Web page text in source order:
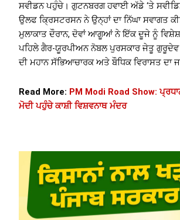
ਸਵੀਡਨ ਪਹੁੰਚੇ। ਗੁਟਨਬਰਗ ਹਵਾਈ ਅੱਡੇ ‘ਤੇ
ਉਲਫ ਕ੍ਰਿਸਟਰਸਨ ਨੇ ਉਨ੍ਹਾਂ ਦਾ ਨਿੱਘਾ ਸਵਾਗਤ
ਮੁਲਾਕਾਤ ਦੌਰਾਨ, ਦੋਵਾਂ ਆਗੂਆਂ ਨੇ ਇੱਕ ਦੂਜੇ ਨੂੰ
ਪਹਿਲੇ ਗੈਰ-ਯੂਰਪੀਅਨ ਨੋਬਲ ਪੁਰਸਕਾਰ ਜੇਤੂ ਗੁਰੂਦੇਵ
ਦੀ ਮਹਾਨ ਸੱਭਿਆਚਾਰਕ ਅਤੇ ਬੌਧਿਕ ਵਿਰਾਸਤ ਦਾ
Read More: PM Modi Road Show:
ਮੋਦੀ ਪਹੁੰਚੇ ਕਾਸ਼ੀ ਵਿਸ਼ਵਨਾਥ ਮੰਦਰ